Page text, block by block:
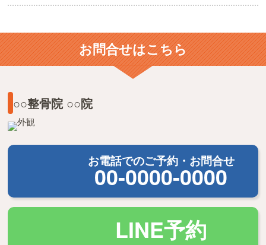
お問合せはこちら
○○整骨院 ○○院
お電話でのご予約・お問合せ
00-0000-0000
LINE予約